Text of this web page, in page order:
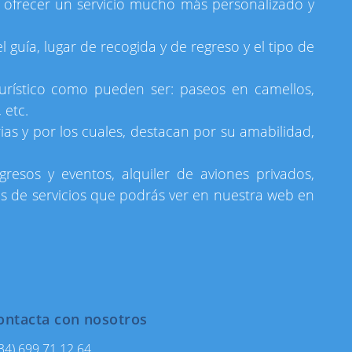
un servicio mucho más personalizado y
lugar de recogida y de regreso y el tipo de
como pueden ser: paseos en camellos,
etc.
y por los cuales, destacan por su amabilidad,
y eventos, alquiler de aviones privados,
de servicios que podrás ver en nuestra web en
con nosotros